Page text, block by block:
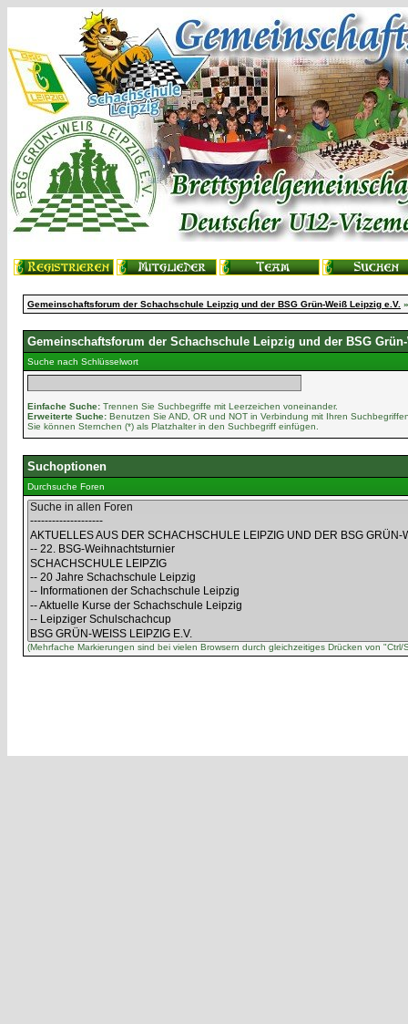
Gemeinschaftsforum der Schachschule Leipzig und der BSG Grün-Weiß Leipzig e.V.
Gemeinschaftsforum der Schachschule Leipzig und der BSG
Suche nach Schlüsselwort
Einfache Suche: Trennen Sie Suchbegriffe mit Leerzeichen voneinander.
Erweiterte Suche: Benutzen Sie AND, OR und NOT in Verbindung mit Ihren
Sie können Sternchen (*) als Platzhalter in den Suchbegriff einfügen.
Suchoptionen
Durchsuche Foren
(Mehrfache Markierungen sind bei vielen Browsern durch gleichzeitiges Drücken von "Ctrl/